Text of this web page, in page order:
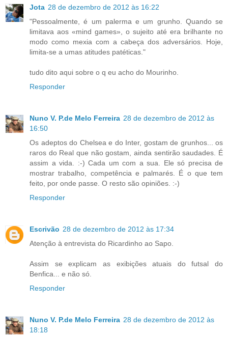
Jota 28 de dezembro de 2012 às 16:22
"Pessoalmente, é um palerma e um grunho. Quando se
limitava aos «mind games», o sujeito até era brilhante no
modo como mexia com a cabeça dos adversários. Hoje,
limita-se a umas atitudes patéticas."
tudo dito aqui sobre o q eu acho do Mourinho.
Responder
Nuno V. P.de Melo Ferreira 28 de dezembro de 2012 às
16:50
Os adeptos do Chelsea e do Inter, gostam de grunhos... os
raros do Real que não gostam, ainda sentirão saudades. É
assim a vida. :-) Cada um com a sua. Ele só precisa de
mostrar trabalho, competência e palmarés. É o que tem
feito, por onde passe. O resto são opiniões. :-)
Responder
Escrivão 28 de dezembro de 2012 às 17:34
Atenção à entrevista do Ricardinho ao Sapo.
Assim se explicam as exibições atuais do futsal do
Benfica... e não só.
Responder
Nuno V. P.de Melo Ferreira 28 de dezembro de 2012 às
18:18